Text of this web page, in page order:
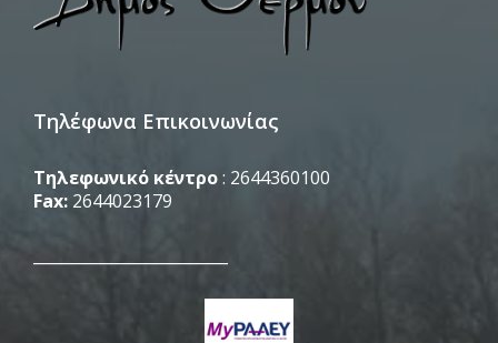
Τηλέφωνα Επικοινωνίας
Τηλεφωνικό κέντρο: 2644360100
Fax: 2644023179